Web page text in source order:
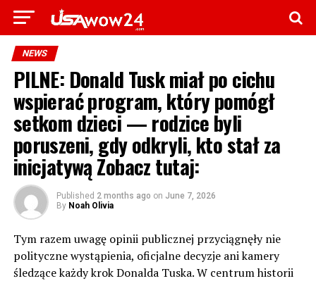
NEWS
PILNE: Donald Tusk miał po cichu
wspierać program, który pomógł
setkom dzieci — rodzice byli
poruszeni, gdy odkryli, kto stał za
inicjatywą Zobacz tutaj:
Published 2 months ago on June 7, 2026
By Noah Olivia
Tym razem uwagę opinii publicznej przyciągnęły nie
polityczne wystąpienia, oficjalne decyzje ani kamery
śledzące każdy krok Donalda Tuska. W centrum historii